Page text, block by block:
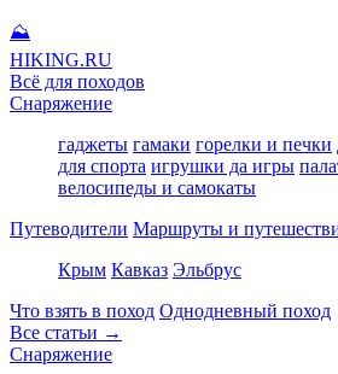
⛰
HIKING.RU
Всё для походов
Снаряжение
гаджеты гамаки горелки и печки
для спорта игрушки да игры
велосипеды и самокаты
Путеводители Маршруты и
Крым Кавказ Эльбрус
Что взять в поход Однодневный поход
Все статьи →
Снаряжение